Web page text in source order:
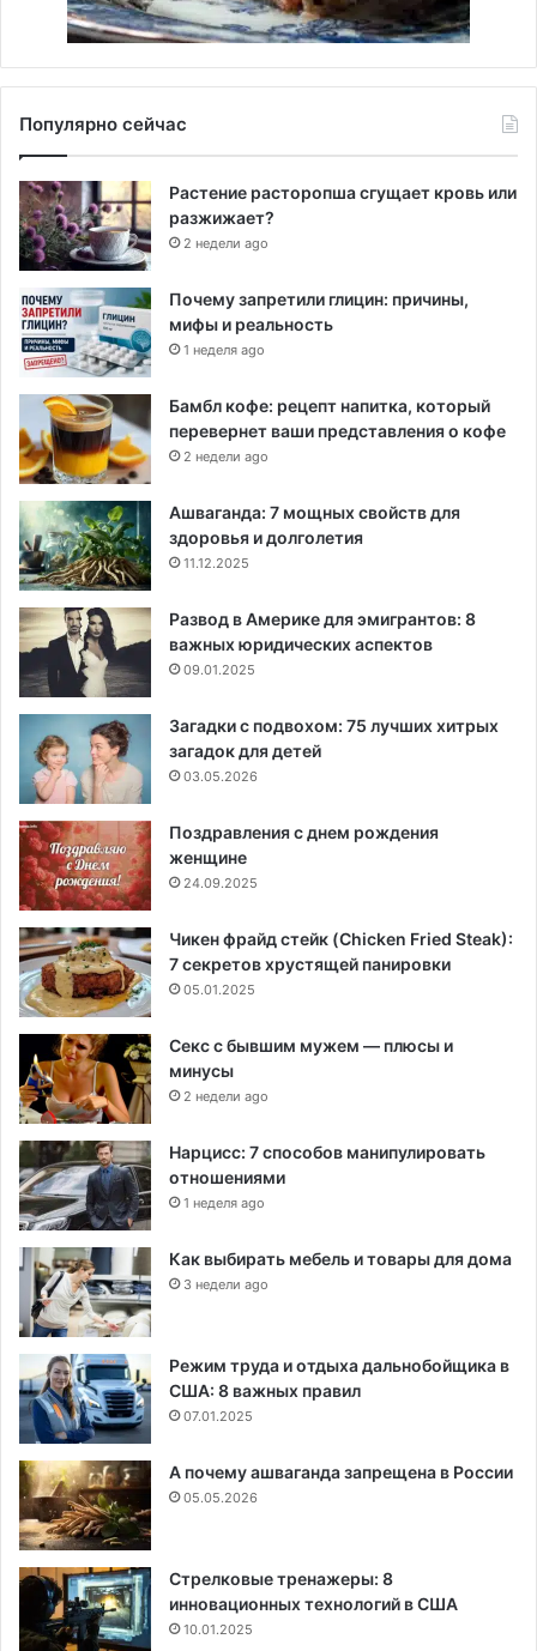
Популярно сейчас
Растение расторопша сгущает кровь или
разжижает?
2 недели ago
Почему запретили глицин: причины,
мифы и реальность
1 неделя ago
Бамбл кофе: рецепт напитка, который
перевернет ваши представления о кофе
2 недели ago
Ашваганда: 7 мощных свойств для
здоровья и долголетия
11.12.2025
Развод в Америке для эмигрантов: 8
важных юридических аспектов
09.01.2025
Загадки с подвохом: 75 лучших хитрых
загадок для детей
03.05.2026
Поздравления с днем рождения
женщине
24.09.2025
Чикен фрайд стейк (Chicken Fried Steak):
7 секретов хрустящей панировки
05.01.2025
Секс с бывшим мужем — плюсы и
минусы
2 недели ago
Нарцисс: 7 способов манипулировать
отношениями
1 неделя ago
Как выбирать мебель и товары для дома
3 недели ago
Режим труда и отдыха дальнобойщика в
США: 8 важных правил
07.01.2025
А почему ашваганда запрещена в России
05.05.2026
Стрелковые тренажеры: 8
инновационных технологий в США
10.01.2025